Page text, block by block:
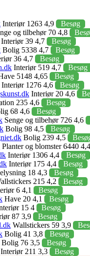
Interiør 1263 4,9
Besøg
og tilbehør 70 4,8
Interiør 39 4,7
Besøg
Bolig 5338 4,7
Besøg
36 4,7
Besøg
Interiør 519 4,7
Besøg
5148 4,65
Besøg
Interiør 1276 4,6
Besøg
Interiør 20 4,6
235 4,6
Besøg
68 4,6
Besøg
Senge og tilbehør 726 4,6
Bolig 98 4,5
Besøg
Bolig 239 4,5
Planter og blomster 6440
Interiør 1306 4,4
Besøg
Interiør 175 4,4
Besøg
18 4,3
Besøg
215 4,2
Besøg
6 4,1
Besøg
Have 20 4,1
Besøg
15 4
Besøg
87 3,9
Besøg
Wallstickers 59 3,9
Bolig 41 3,8
Besøg
Bolig 76 3,5
Besøg
Interiør 211 3,3
Besøg